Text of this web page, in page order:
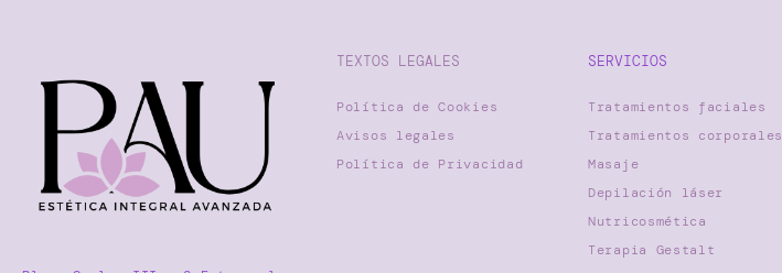
TEXTOS LEGALES
Política de Cookies
Avisos legales
Política de Privacidad
SERVICIOS
Tratamientos faciales
Tratamientos corporales
Masaje
Depilación láser
Nutricosmética
Terapia Gestalt